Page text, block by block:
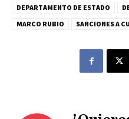
DEPARTAMENTO DE ESTADO
MARCO RUBIO
SANCIONES A